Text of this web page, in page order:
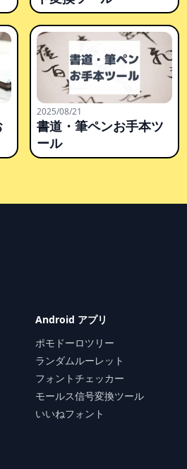
2025/08/21
書道・筆ペンお手本ツ
ール
Android アプリ
ポモドーロツリー
ランダムルーレット
フォントチェッカー
モールス信号変換ツール
いいねフォント